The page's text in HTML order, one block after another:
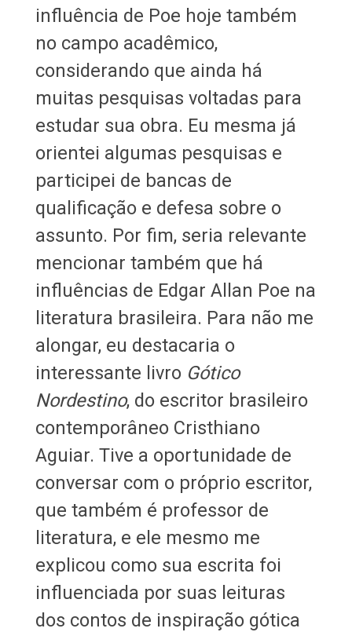
influência de Poe hoje também
no campo acadêmico,
considerando que ainda há
muitas pesquisas voltadas para
estudar sua obra. Eu mesma já
orientei algumas pesquisas e
participei de bancas de
qualificação e defesa sobre o
assunto. Por fim, seria relevante
mencionar também que há
influências de Edgar Allan Poe na
literatura brasileira. Para não me
alongar, eu destacaria o
interessante livro Gótico
Nordestino, do escritor brasileiro
contemporâneo Cristhiano
Aguiar. Tive a oportunidade de
conversar com o próprio escritor,
que também é professor de
literatura, e ele mesmo me
explicou como sua escrita foi
influenciada por suas leituras
dos contos de inspiração gótica